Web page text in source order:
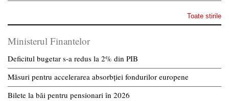
Toate stirile
Ministerul Finantelor
Deficitul bugetar s-a redus la 2% din PIB
Măsuri pentru accelerarea absorbției fondurilor europene
Bilete la băi pentru pensionari în 2026